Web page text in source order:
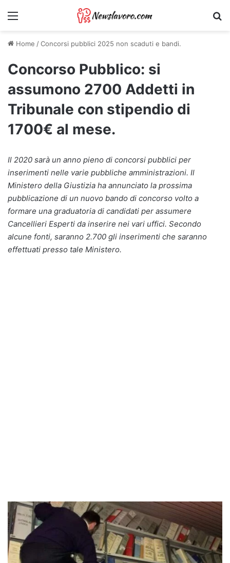
Menu
Home /Concorsi pubblici 2025 non scaduti e bandi.
Concorso Pubblico: si
assumono 2700 Addetti in
Tribunale con stipendio di
1700€ al mese.
Il 2020 sarà un anno pieno di concorsi pubblici per
inserimenti nelle varie pubbliche amministrazioni. Il
Ministero della Giustizia ha annunciato la prossima
pubblicazione di un nuovo bando di concorso volto a
formare una graduatoria di candidati per assumere
Cancellieri Esperti da inserire nei vari uffici. Secondo
alcune fonti, saranno 2.700 gli inserimenti che saranno
effettuati presso tale Ministero.